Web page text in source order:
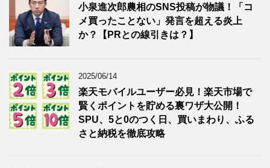
小泉進次郎農相のSNS投稿が物議！「コ
メ買ったことない」発言を超える炎上
か？【PRとの線引きは？】
2025/06/14
楽天モバイルユーザー必見！楽天市場で
賢くポイントを貯める裏ワザ大公開！
SPU、5と0のつく日、買いまわり、ふる
さと納税を徹底攻略